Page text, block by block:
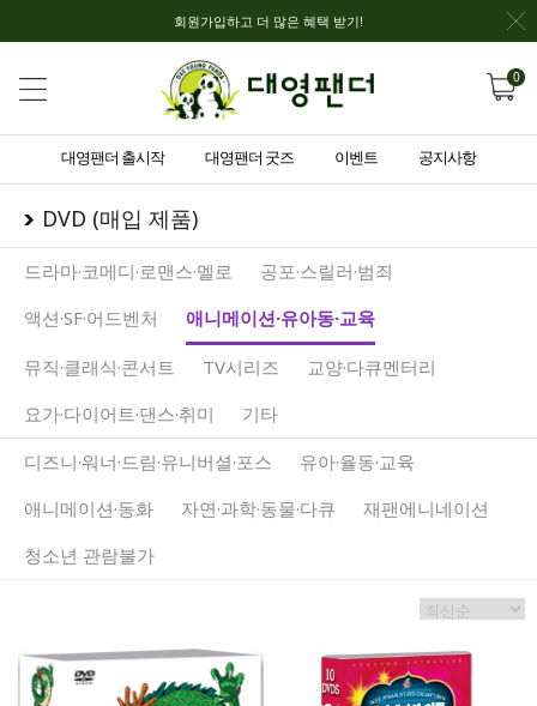
회원가입하고 더 많은 혜택 받기!
0
대영팬더 출시작 대영팬더 굿즈 이벤트 공지사항
DVD (매입 제품)
드라마·코메디·로맨스·멜로
공포·스릴러·범죄
액션·SF·어드벤처
애니메이션·유아동·교육
뮤직·클래식·콘서트 TV시리즈
교양·다큐멘터리
요가·다이어트·댄스·취미
기타
디즈니·워너·드림·유니버셜·포스
유아·율동·교육
애니메이션·동화
자연·과학·동물·다큐
재팬에니네이션
청소년 관람불가